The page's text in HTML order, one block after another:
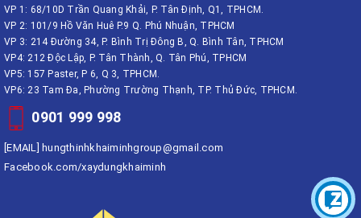
VP 1: 68/10D Trần Quang Khải, P. Tân Định, Q1, TPHCM.
VP 2: 101/9 Hồ Văn Huê P.9 Q. Phú Nhuận, TPHCM
VP 3: 214 Đường 34, P. Bình Trị Đông B, Q. Bình Tân, TPHCM
VP4: 212 Độc Lập, P. Tân Thành, Q. Tân Phú, TPHCM
VP5: 157 Paster, P 6, Q 3, TPHCM.
VP6: 23 Tam Đa, Phường Trường Thạnh, TP. Thủ Đức, TPHCM.
0901 999 998
[EMAIL] hungthinhkhaiminhgroup@gmail.com
Facebook.com/xaydungkhaiminh